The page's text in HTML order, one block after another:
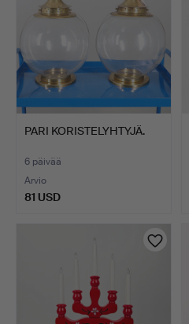
PARI KORISTELYHTYJÄ.
6 päivää
Arvio
81 USD